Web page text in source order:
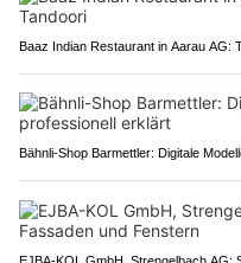
Baaz Indian Restaurant in Aarau AG:
Bähnli-Shop Barmettler: Digitale